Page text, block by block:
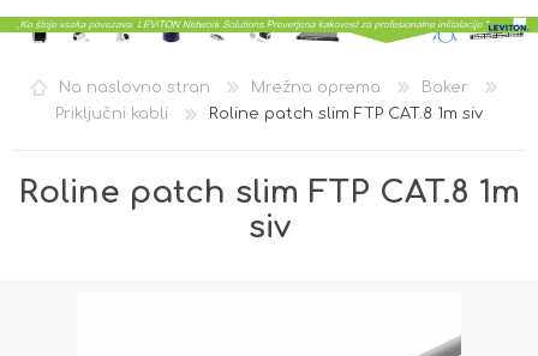
PRIJAVA
Na naslovno stran Mrežna oprema
Baker
Priključni kabli
Roline patch slim FTP CAT.8 1m siv
Roline patch slim FTP CAT.8 1m
siv